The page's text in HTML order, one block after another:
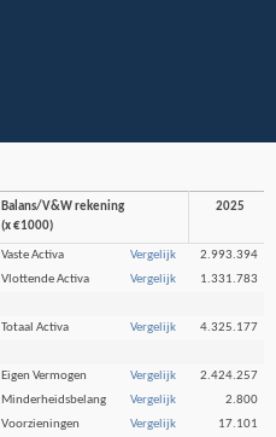
Balans/V&W rekening
(x €1000)
2025
Vaste Activa Vergelijk
2.993.394
Vlottende Activa
Vergelijk 1.331.783
Totaal Activa Vergelijk 4.325.177
Eigen Vermogen Vergelijk
2.424.257
Minderheidsbelang
Vergelijk
2.800
Voorzieningen
Vergelijk
17.101